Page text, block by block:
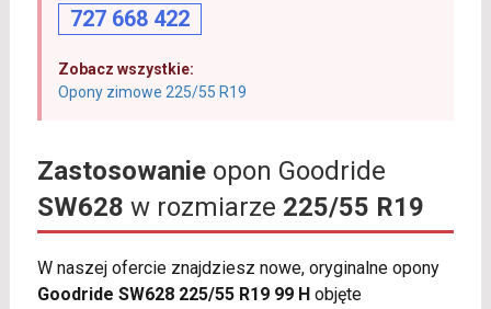
727 668 422
Zobacz wszystkie:
Opony zimowe 225/55 R19
Zastosowanieopon Goodride
SW628 w rozmiarze 225/55 R19
W naszej ofercie znajdziesz nowe, oryginalne opony
Goodride SW628 225/55 R19 99 Hobjęte